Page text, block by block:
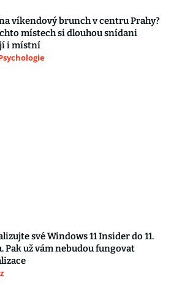
víkendový brunch v centru Prahy?
místech si dlouhou snídani
i místní
své Windows 11 Insider do 11.
Pak už vám nebudou fungovat